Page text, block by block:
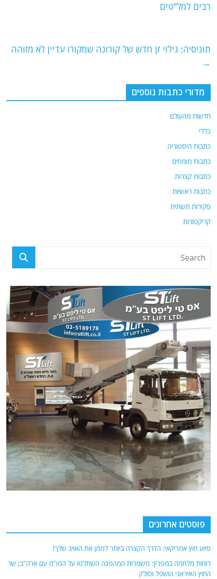
A
ra
k
רבים למל"טים
תוניסיה: גילוי זן חדש של קורונה שמקורו עדיין לא מזוהה
→
מדורי כתבות נוספים
חדשות מהעולם
כללי
כתבות היסטוריה
כתבות מומחים
כתבות קצרות
כתבות ראשיות
סקירות תשתית
קריקטורות
פוסטים אחרונים
סיוע חוץ אמריקאי: הדרך הקצרה ביותר לממן את האויב שלך!
רוחות מלחמה במפרץ: משמרות המהפכה השתלטו על המו"מ עם ארה"ב; שר
החוץ האיראני הושפל וסולק